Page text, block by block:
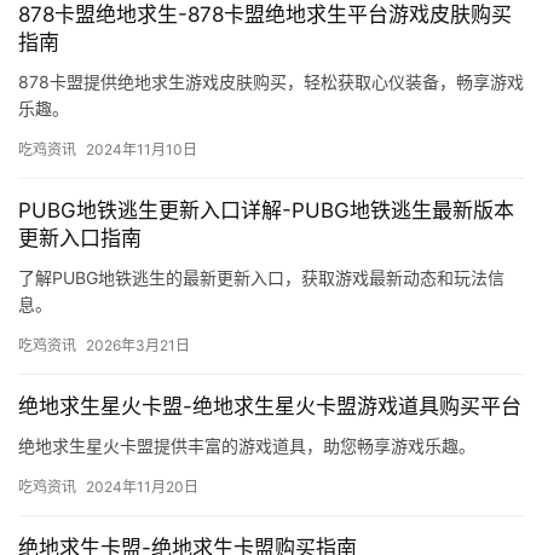
878卡盟绝地求生-878卡盟绝地求生平台游戏皮肤购买
指南
878卡盟提供绝地求生游戏皮肤购买，轻松获取心仪装备，畅享游戏
乐趣。
吃鸡资讯 2024年11月10日
PUBG地铁逃生更新入口详解-PUBG地铁逃生最新版本
更新入口指南
了解PUBG地铁逃生的最新更新入口，获取游戏最新动态和玩法信
息。
吃鸡资讯 2026年3月21日
绝地求生星火卡盟-绝地求生星火卡盟游戏道具购买平台
绝地求生星火卡盟提供丰富的游戏道具，助您畅享游戏乐趣。
吃鸡资讯 2024年11月20日
绝地求生卡盟-绝地求生卡盟购买指南